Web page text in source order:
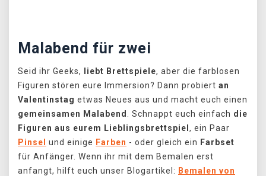
Malabend für zwei
Seid ihr Geeks, liebt Brettspiele, aber die farblosen
Figuren stören eure Immersion? Dann probiert an
Valentinstag etwas Neues aus und macht euch einen
gemeinsamen Malabend
. Schnappt euch einfach die
Figuren aus eurem Lieblingsbrettspiel , ein Paar
Pinsel
und einige Farben - oder gleich ein Farbset
für Anfänger. Wenn ihr mit dem Bemalen erst
anfangt, hilft euch unser Blogartikel: Bemalen von